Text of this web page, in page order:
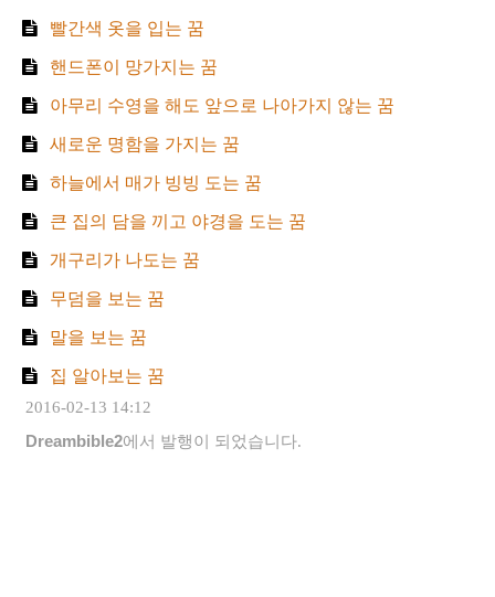
빨간색 옷을 입는 꿈
핸드폰이 망가지는 꿈
아무리 수영을 해도 앞으로 나아가지 않는 꿈
새로운 명함을 가지는 꿈
하늘에서 매가 빙빙 도는 꿈
큰 집의 담을 끼고 야경을 도는 꿈
개구리가 나도는 꿈
무덤을 보는 꿈
말을 보는 꿈
집 알아보는 꿈
2016-02-13 14:12
Dreambible2에서 발행이 되었습니다.